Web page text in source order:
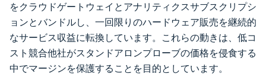
をクラウドゲートウェイとアナリティクスサブスクリプシ
ョンとバンドルし、一回限りのハードウェア販売を継続的
なサービス収益に転換しています。これらの動きは、低コ
スト競合他社がスタンドアロンプローブの価格を侵食する
中でマージンを保護することを目的としています。